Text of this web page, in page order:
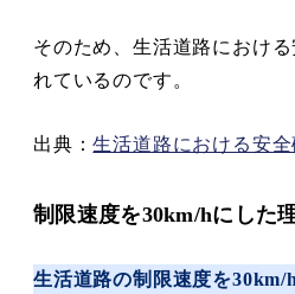
そのため、生活道路におけ
れているのです。
出典：生活道路における安
制限速度を30km/hにした
生活道路の制限速度を30km/